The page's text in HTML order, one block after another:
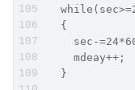
  {
sec-
    mdeay++;
  }